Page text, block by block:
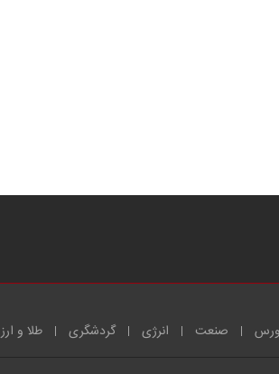
صنعت انرژی گردشگری طلا و ارز